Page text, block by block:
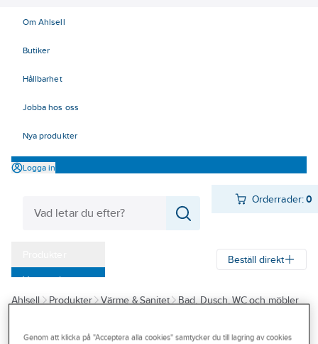
Om Ahlsell
Butiker
Hållbarhet
Jobba hos oss
Nya produkter
Logga in
Orderrader:0
Varumärken
Kampanjer
Beställ direkt
Ahlsell Produkter Värme & Sanitet
Bad, Dusch, WC och möbler
Reservdelar blandare
Reservdelar Oras övrigt
Genom att klicka på "Acceptera alla cookies" samtycker du till lagring av cookies